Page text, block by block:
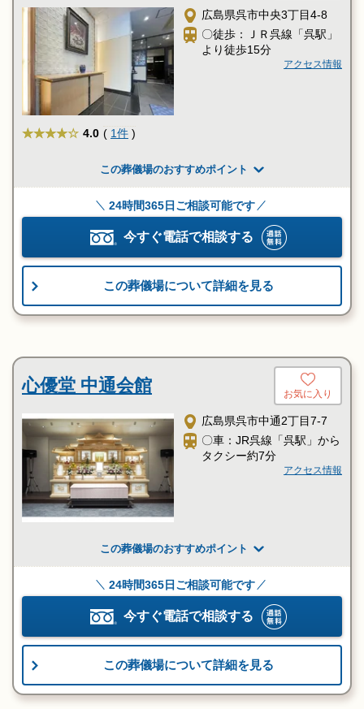
広島県呉市中央3丁目4-8
〇徒歩：ＪＲ呉線「呉駅」
より徒歩15分
アクセス情報
★★★★ 4.0 ( 1件 )
この葬儀場のおすすめポイント
24時間365日ご相談可能です
今すぐ電話で相談する
この葬儀場について詳細を見る
心優堂 中通会館 お気に入り
広島県呉市中通2丁目7-7
〇車：JR呉線「呉駅」から
タクシー約7分
アクセス情報
この葬儀場のおすすめポイント
24時間365日ご相談可能です
今すぐ電話で相談する
この葬儀場について詳細を見る